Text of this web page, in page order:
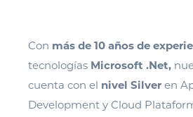
Con más de 10 años de
tecnologías Microsoft .Net,
cuenta con el nivel Silver en
Development y Cloud